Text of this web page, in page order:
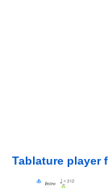
Tablature player